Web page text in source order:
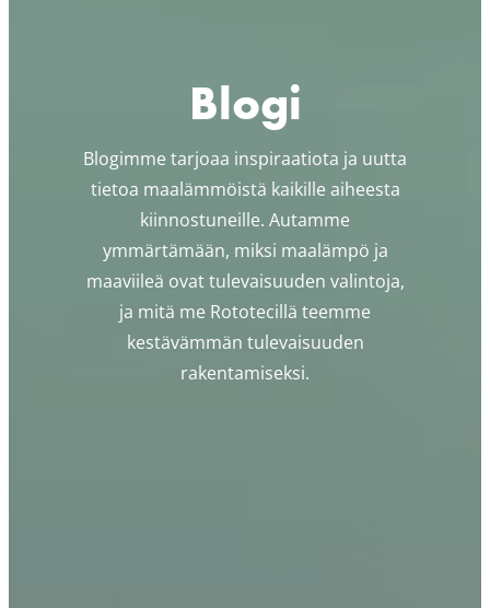
Blogi
Blogimme tarjoaa inspiraatiota ja uutta
tietoa maalämmöistä kaikille aiheesta
kiinnostuneille. Autamme
ymmärtämään, miksi maalämpö ja
maaviileä ovat tulevaisuuden valintoja,
ja mitä me Rototecillä teemme
kestävämmän tulevaisuuden
rakentamiseksi.